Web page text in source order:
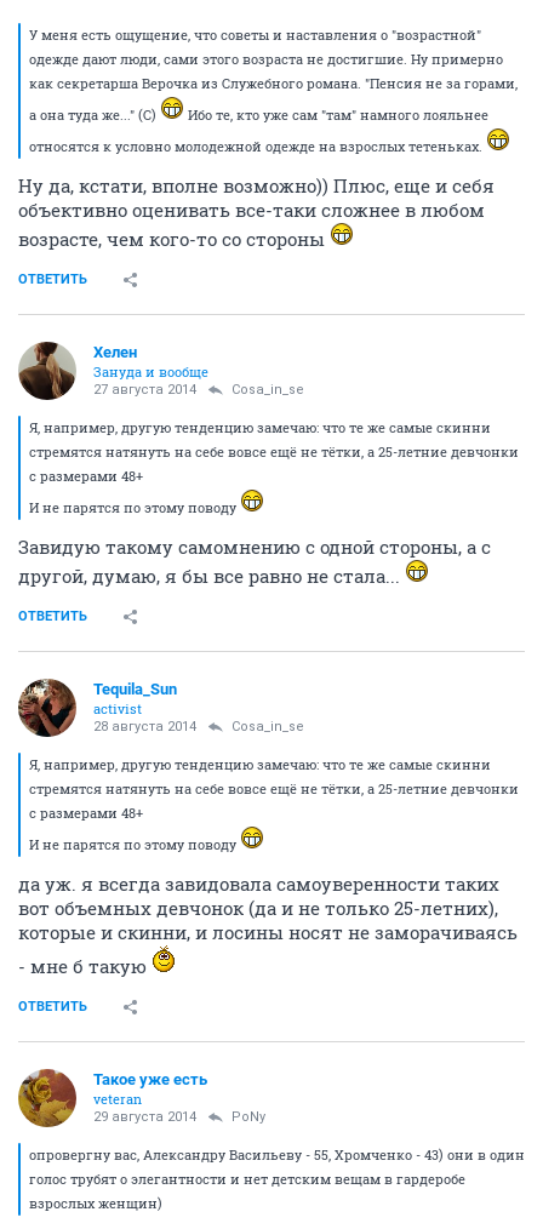
У меня есть ощущение, что советы и наставления о "возрастной"
одежде дают люди, сами этого возраста не достигшие. Ну примерно
как секретарша Верочка из Служебного романа. "Пенсия не за горами,
а она туда же..." (С)
Ибо те, кто уже сам "там" намного лояльнее
относятся к условно молодежной одежде на взрослых тетеньках.
Ну да, кстати, вполне возможно)) Плюс, еще и себя
объективно оценивать все-таки сложнее в любом
возрасте, чем кого-то со стороны
ОТВЕТИТЬ
Хелен
Зануда и вообще
27 августа 2014 Cosa_in_se
Я, например, другую тенденцию замечаю: что те же самые скинни
стремятся натянуть на себе вовсе ещё не тётки, а 25-летние девчонки
с размерами 48+
И не парятся по этому поводу
Завидую такому самомнению с одной стороны, а с
другой, думаю, я бы все равно не стала...
ОТВЕТИТЬ
Tequila_Sun
activist
28 августа 2014 Cosa_in_se
Я, например, другую тенденцию замечаю: что те же самые скинни
стремятся натянуть на себе вовсе ещё не тётки, а 25-летние девчонки
с размерами 48+
И не парятся по этому поводу
да уж. я всегда завидовала самоуверенности таких
вот объемных девчонок (да и не только 25-летних),
которые и скинни, и лосины носят не заморачиваясь
- мне б такую
ОТВЕТИТЬ
Такое уже есть
veteran
29 августа 2014 PoNy
опровергну вас, Александру Васильеву - 55, Хромченко - 43) они в один
голос трубят о элегантности и нет детским вещам в гардеробе
взрослых женщин)